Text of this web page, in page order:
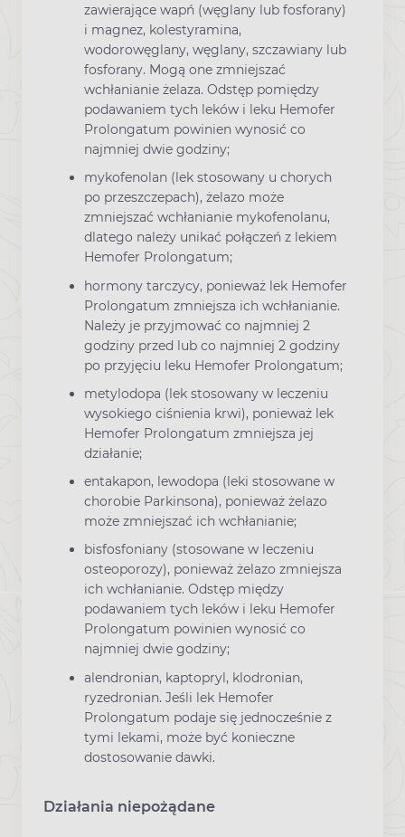
zawierające wapń (węglany lub fosforany)
i magnez, kolestyramina,
wodorowęglany, węglany, szczawiany lub
fosforany. Mogą one zmniejszać
wchłanianie żelaza. Odstęp pomiędzy
podawaniem tych leków i leku Hemofer
Prolongatum powinien wynosić co
najmniej dwie godziny;
mykofenolan (lek stosowany u chorych
po przeszczepach), żelazo może
zmniejszać wchłanianie mykofenolanu,
dlatego należy unikać połączeń z lekiem
Hemofer Prolongatum;
hormony tarczycy, ponieważ lek Hemofer
Prolongatum zmniejsza ich wchłanianie.
Należy je przyjmować co najmniej 2
godziny przed lub co najmniej 2 godziny
po przyjęciu leku Hemofer Prolongatum;
metylodopa (lek stosowany w leczeniu
wysokiego ciśnienia krwi), ponieważ lek
Hemofer Prolongatum zmniejsza jej
działanie;
entakapon, lewodopa (leki stosowane w
chorobie Parkinsona), ponieważ żelazo
może zmniejszać ich wchłanianie;
bisfosfoniany (stosowane w leczeniu
osteoporozy), ponieważ żelazo zmniejsza
ich wchłanianie. Odstęp między
podawaniem tych leków i leku Hemofer
Prolongatum powinien wynosić co
najmniej dwie godziny;
alendronian, kaptopryl, klodronian,
ryzedronian. Jeśli lek Hemofer
Prolongatum podaje się jednocześnie z
tymi lekami, może być konieczne
dostosowanie dawki.
Działania niepożądane